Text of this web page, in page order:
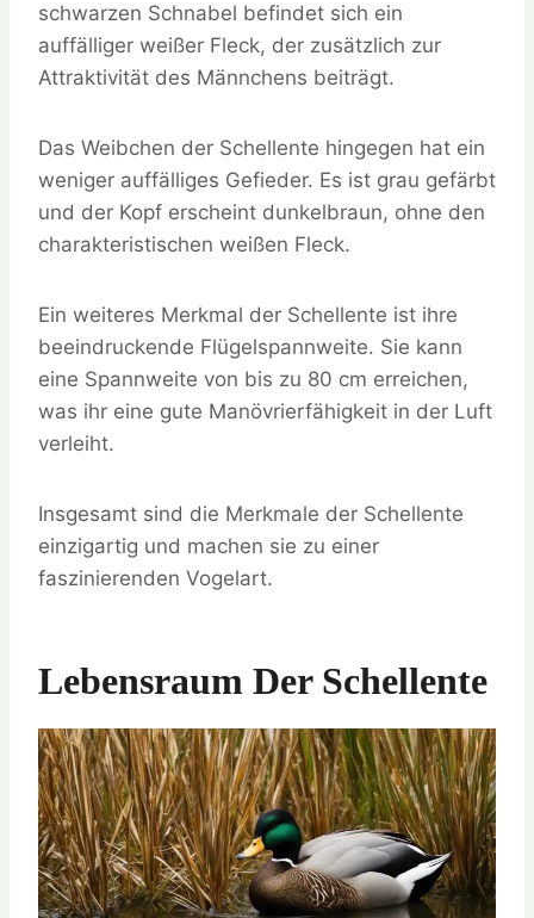
schwarzen Schnabel befindet sich ein
auffälliger weißer Fleck, der zusätzlich zur
Attraktivität des Männchens beiträgt.
Das Weibchen der Schellente hingegen hat ein
weniger auffälliges Gefieder. Es ist grau gefärbt
und der Kopf erscheint dunkelbraun, ohne den
charakteristischen weißen Fleck.
Ein weiteres Merkmal der Schellente ist ihre
beeindruckende Flügelspannweite. Sie kann
eine Spannweite von bis zu 80 cm erreichen,
was ihr eine gute Manövrierfähigkeit in der Luft
verleiht.
Insgesamt sind die Merkmale der Schellente
einzigartig und machen sie zu einer
faszinierenden Vogelart.
Lebensraum Der Schellente